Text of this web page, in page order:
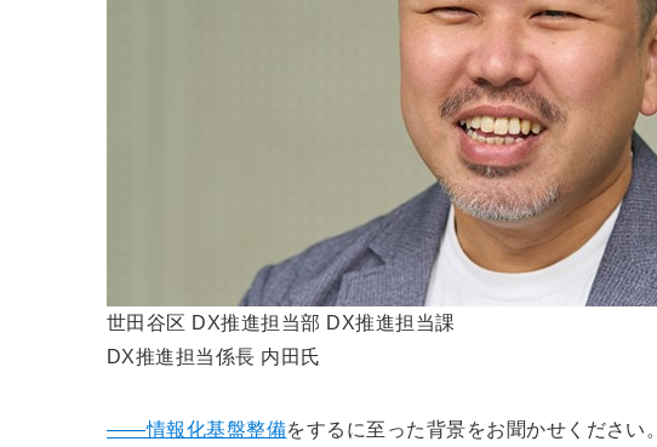
世田谷区 DX推進担当部 DX推進担当課
DX推進担当係長 内田氏
――情報化基盤整備をするに至った背景をお聞かせください。